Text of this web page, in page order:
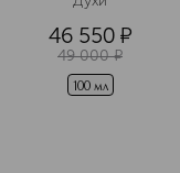
46 550 ¤
49 000 ¤
100 мл